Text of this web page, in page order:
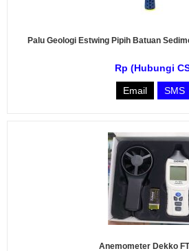
Palu Geologi Estwing Pipih Batuan
Rp (Hubungi
Email SMS
Anemometer Dekko